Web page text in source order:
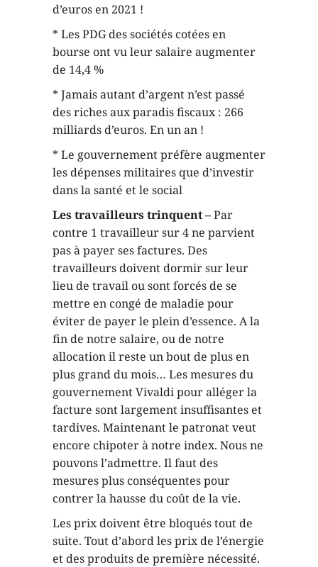
d’euros en 2021 !
* Les PDG des sociétés cotées en
bourse ont vu leur salaire augmenter
de 14,4 %
* Jamais autant d’argent n’est passé
des riches aux paradis fiscaux : 266
milliards d’euros. En un an !
* Le gouvernement préfère augmenter
les dépenses militaires que d’investir
dans la santé et le social
Les travailleurs trinquent –Par
contre 1 travailleur sur 4 ne parvient
pas à payer ses factures. Des
travailleurs doivent dormir sur leur
lieu de travail ou sont forcés de se
mettre en congé de maladie pour
éviter de payer le plein d’essence. A la
fin de notre salaire, ou de notre
allocation il reste un bout de plus en
plus grand du mois… Les mesures du
gouvernement Vivaldi pour alléger la
facture sont largement insuffisantes et
tardives. Maintenant le patronat veut
encore chipoter à notre index. Nous ne
pouvons l’admettre. Il faut des
mesures plus conséquentes pour
contrer la hausse du coût de la vie.
Les prix doivent être bloqués tout de
suite. Tout d’abord les prix de l’énergie
et des produits de première nécessité.